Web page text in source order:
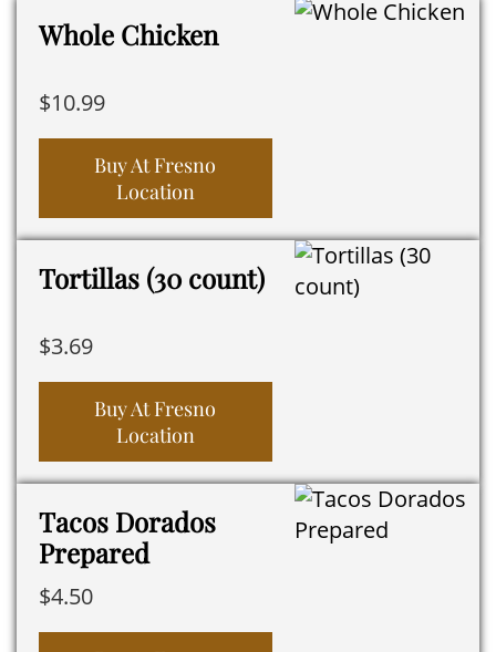
Whole Chicken
$10.99
Buy At Fresno
Location
Tortillas (30 count)
$3.69
Buy At Fresno
Location
Tacos Dorados
Prepared
$4.50